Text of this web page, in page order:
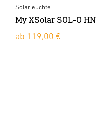
Solarleuchte
My XSolar SOL-O HN
ab 119,00 €